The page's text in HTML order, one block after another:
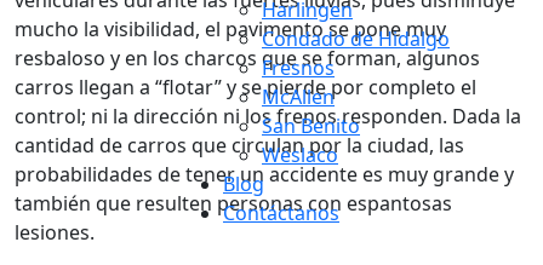
Harlingen
Condado de Hidalgo
Fresnos
McAllen
San Benito
Weslaco
Blog
Contáctanos
mucho la visibilidad, el pavimento se pone muy
resbaloso y en los charcos que se forman, algunos
carros llegan a “flotar” y se pierde por completo el
control; ni la dirección ni los frenos responden. Dada la
cantidad de carros que circulan por la ciudad, las
probabilidades de tener un accidente es muy grande y
también que resulten personas con espantosas
lesiones.